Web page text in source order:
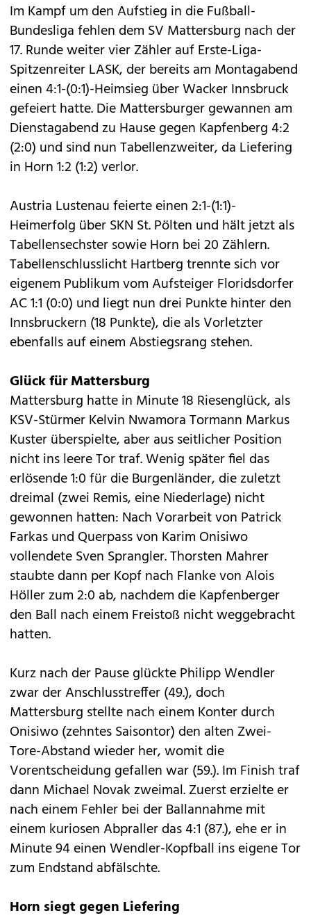
Im Kampf um den Aufstieg in die Fußball-
Bundesliga fehlen dem SV Mattersburg nach der
17. Runde weiter vier Zähler auf Erste-Liga-
Spitzenreiter LASK, der bereits am Montagabend
einen 4:1-(0:1)-Heimsieg über Wacker Innsbruck
gefeiert hatte. Die Mattersburger gewannen am
Dienstagabend zu Hause gegen Kapfenberg 4:2
(2:0) und sind nun Tabellenzweiter, da Liefering
in Horn 1:2 (1:2) verlor.
Austria Lustenau feierte einen 2:1-(1:1)-
Heimerfolg über SKN St. Pölten und hält jetzt als
Tabellensechster sowie Horn bei 20 Zählern.
Tabellenschlusslicht Hartberg trennte sich vor
eigenem Publikum vom Aufsteiger Floridsdorfer
AC 1:1 (0:0) und liegt nun drei Punkte hinter den
Innsbruckern (18 Punkte), die als Vorletzter
ebenfalls auf einem Abstiegsrang stehen.
Glück für Mattersburg
Mattersburg hatte in Minute 18 Riesenglück, als
KSV-Stürmer Kelvin Nwamora Tormann Markus
Kuster überspielte, aber aus seitlicher Position
nicht ins leere Tor traf. Wenig später fiel das
erlösende 1:0 für die Burgenländer, die zuletzt
dreimal (zwei Remis, eine Niederlage) nicht
gewonnen hatten: Nach Vorarbeit von Patrick
Farkas und Querpass von Karim Onisiwo
vollendete Sven Sprangler. Thorsten Mahrer
staubte dann per Kopf nach Flanke von Alois
Höller zum 2:0 ab, nachdem die Kapfenberger
den Ball nach einem Freistoß nicht weggebracht
hatten.
Kurz nach der Pause glückte Philipp Wendler
zwar der Anschlusstreffer (49.), doch
Mattersburg stellte nach einem Konter durch
Onisiwo (zehntes Saisontor) den alten Zwei-
Tore-Abstand wieder her, womit die
Vorentscheidung gefallen war (59.). Im Finish traf
dann Michael Novak zweimal. Zuerst erzielte er
nach einem Fehler bei der Ballannahme mit
einem kuriosen Abpraller das 4:1 (87.), ehe er in
Minute 94 einen Wendler-Kopfball ins eigene Tor
zum Endstand abfälschte.
Horn siegt gegen Liefering